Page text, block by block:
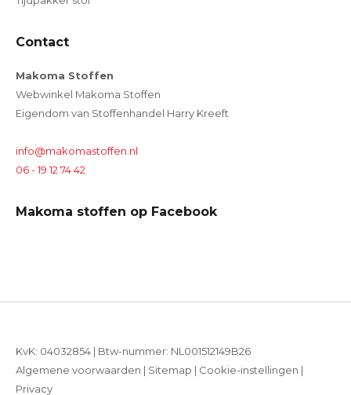
Contact
Makoma Stoffen
Webwinkel Makoma Stoffen
Eigendom van Stoffenhandel Harry Kreeft
info@makomastoffen.nl
06 - 19 12 74 42
Makoma stoffen op Facebook
KvK: 04032854 | Btw-nummer: NL001512149B26
Algemene voorwaarden | Sitemap | Cookie-instellingen |
Privacy